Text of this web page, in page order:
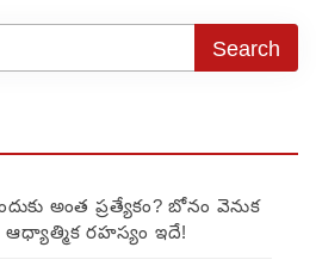
అంత ప్రత్యేకం? బోనం వెనుక
ఆధ్యాత్మిక రహస్యం ఇదే!